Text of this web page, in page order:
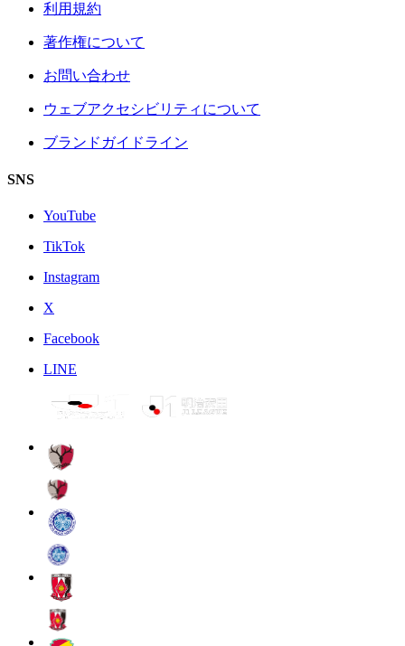
利用規約
著作権について
お問い合わせ
ウェブアクセシビリティについて
ブランドガイドライン
SNS
YouTube
TikTok
Instagram
X
Facebook
LINE